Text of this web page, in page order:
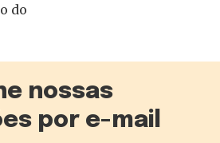
do
nossas
por e-mail